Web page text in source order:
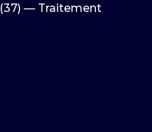
— Traitement